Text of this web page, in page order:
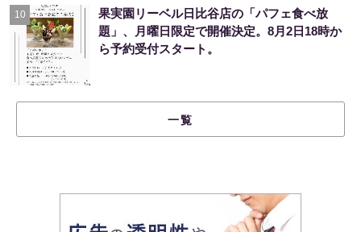
10
果実園リーベル日比谷店の「パフェ食べ放
題」、月曜日限定で開催決定。8月2日18時か
ら予約受付スタート。
一覧